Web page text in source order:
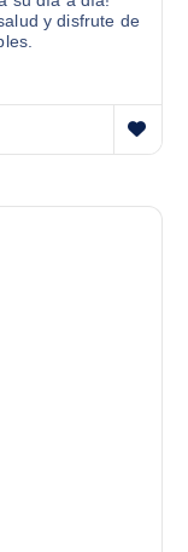
y disfrute de